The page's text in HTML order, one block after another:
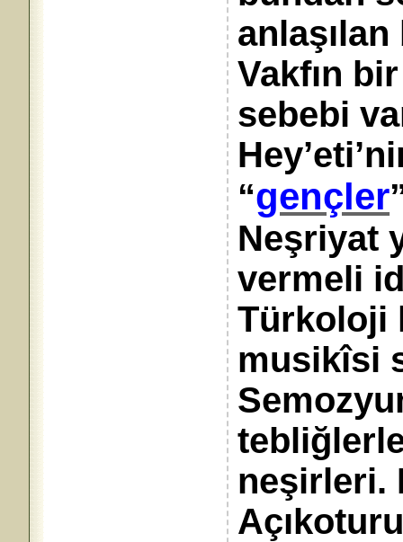
Vakfın
sebebi
“gençler
Neşriyat
vermeli
Türkoloji
musikîsi
neşirleri.